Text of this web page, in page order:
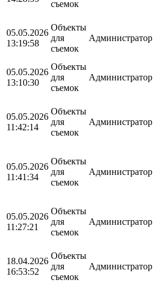
съемок
05.05.2026
13:19:58
Объекты
для
съемок
Администратор
05.05.2026
13:10:30
Объекты
для
съемок
Администратор
05.05.2026
11:42:14
Объекты
для
съемок
Администратор
05.05.2026
11:41:34
Объекты
для
съемок
Администратор
05.05.2026
11:27:21
Объекты
для
съемок
Администратор
18.04.2026
16:53:52
Объекты
для
съемок
Администратор